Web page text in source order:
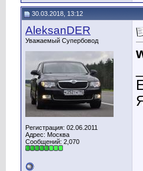
30.03.2018, 13:12
AleksanDER
Уважаемый Супербовод
Регистрация: 02.06.2011
Адрес: Москва
Сообщений: 2,070